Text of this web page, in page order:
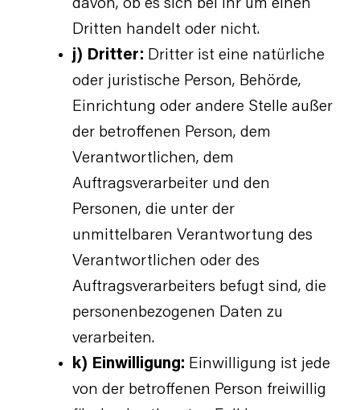
davon, ob es sich bei ihr um einen
Dritten handelt oder nicht.
j) Dritter: Dritter ist eine natürliche
oder juristische Person, Behörde,
Einrichtung oder andere Stelle außer
der betroffenen Person, dem
Verantwortlichen, dem
Auftragsverarbeiter und den
Personen, die unter der
unmittelbaren Verantwortung des
Verantwortlichen oder des
Auftragsverarbeiters befugt sind, die
personenbezogenen Daten zu
verarbeiten.
k) Einwilligung: Einwilligung ist jede
von der betroffenen Person freiwillig